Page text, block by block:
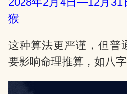
猴
这种算法更严谨，但普
要影响命理推算，如八字